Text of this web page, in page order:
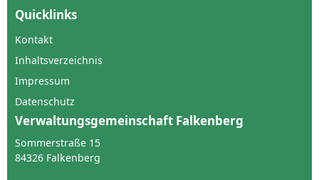
Quicklinks
Kontakt
Inhaltsverzeichnis
Impressum
Datenschutz
Verwaltungsgemeinschaft Falkenberg
Sommerstraße 15
84326 Falkenberg